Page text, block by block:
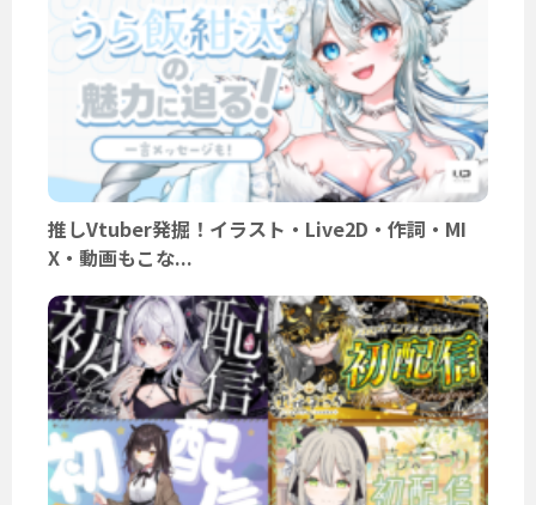
推しVtuber発掘！イラスト・Live2D・作詞・MI
X・動画もこな...